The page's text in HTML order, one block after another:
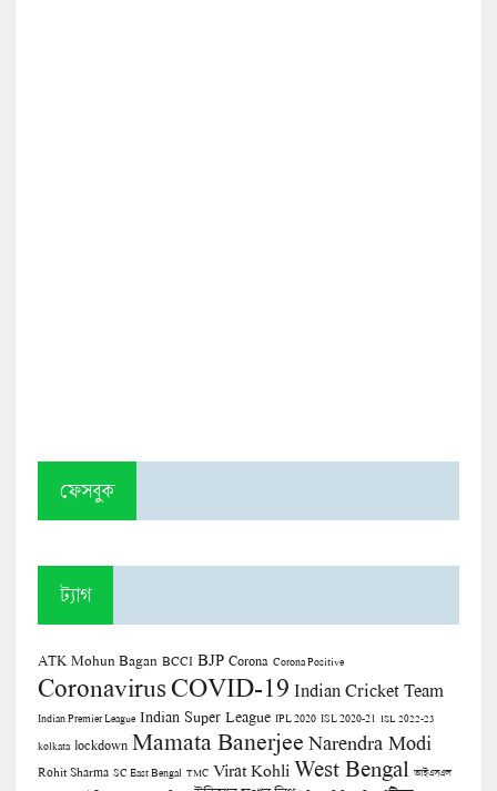
ফেসবুক
ট্যাগ
ATK Mohun Bagan BCCI BJP Corona Corona Positive
CoronavirusCOVID-19 Indian Cricket Team
Indian Premier League Indian Super League IPL 2020 ISL 2020-21 ISL 2022-23
kolkata lockdown Mamata Banerjee Narendra Modi
Rohit Sharma SC East Bengal TMC Virat Kohli West Bengal আইএসএল